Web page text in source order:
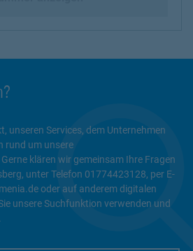
unseren Services, dem Unternehmen
rund um unsere
klären wir gemeinsam Ihre Fragen
unter Telefon 01774423128, per E-
oder auf anderem digitalen
unsere Suchfunktion verwenden und